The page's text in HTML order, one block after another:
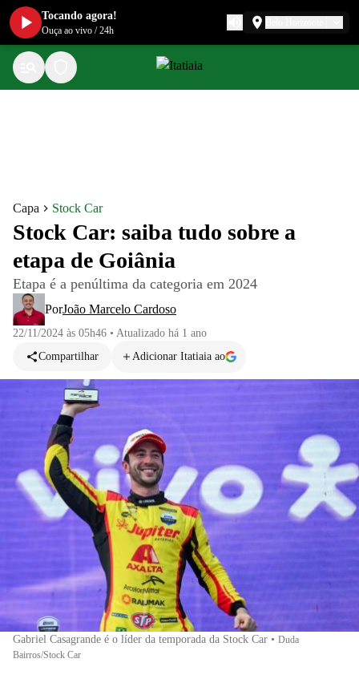
Capa Stock Car
Stock Car: saiba tudo sobre a
etapa de Goiânia
Etapa é a penúltima da categoria em 2024
PorJoão Marcelo Cardoso
22/11/2024 às 05h46 • Atualizado há 1 ano
Compartilhar
Adicionar Itatiaia ao
Gabriel Casagrande é o líder da temporada da Stock Car • Duda
Bairros/Stock Car
Tocando agora!
Ouça ao vivo /24h